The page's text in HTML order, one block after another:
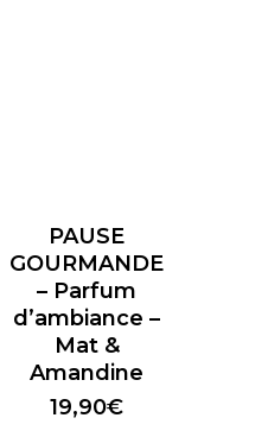
PAUSE
GOURMANDE
– Parfum
d’ambiance –
Mat &
Amandine
19,90€